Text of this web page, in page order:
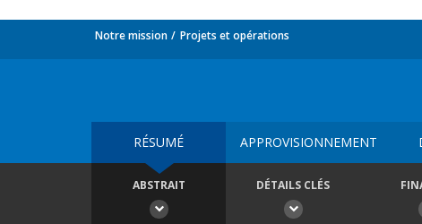
Notre mission Projets et opérations
RÉSUMÉ APPROVISIONNEMENT
ABSTRAIT DÉTAILS CLÉS